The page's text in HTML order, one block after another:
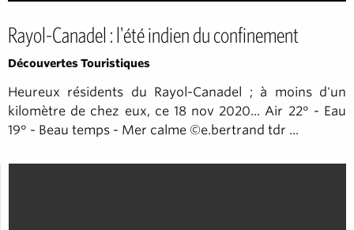
Rayol-Canadel : l'été indien du confinement
Découvertes Touristiques
Heureux résidents du Rayol-Canadel ; à moins d'un
kilomètre de chez eux, ce 18 nov 2020... Air 22° - Eau
19° - Beau temps - Mer calme ©e.bertrand tdr ...